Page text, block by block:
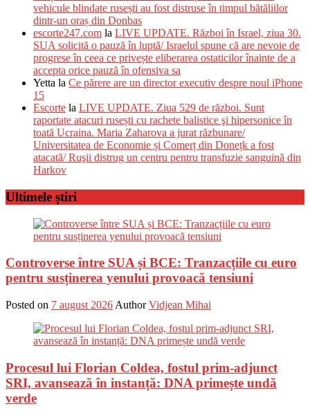
vehicule blindate rusești au fost distruse în timpul bătăliilor
dintr-un oraș din Donbas
escorte247.com la LIVE UPDATE. Război în Israel, ziua 30.
SUA solicită o pauză în luptă/ Israelul spune că are nevoie de
progrese în ceea ce privește eliberarea ostaticilor înainte de a
accepta orice pauză în ofensiva sa
Yetta la Ce părere are un director executiv despre noul iPhone
15
Escorte la LIVE UPDATE. Ziua 529 de război. Sunt
raportate atacuri rusești cu rachete balistice şi hipersonice în
toată Ucraina. Maria Zaharova a jurat răzbunare/
Universitatea de Economie și Comerț din Donețk a fost
atacată/ Ruşii distrug un centru pentru transfuzie sanguină din
Harkov
Ultimele știri
Controverse între SUA și BCE: Tranzacțiile cu euro
pentru susținerea yenului provoacă tensiuni
Posted on 7 august 2026 Author Vidjean Mihai
Procesul lui Florian Coldea, fostul prim-adjunct
SRI, avansează în instanță: DNA primește undă
verde